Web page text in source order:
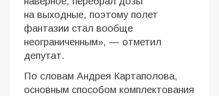
на выходные, поэтому полет
фантазии стал вообще
неограниченным», — отметил
депутат.
По словам Андрея Картаполова,
основным способом комплектования